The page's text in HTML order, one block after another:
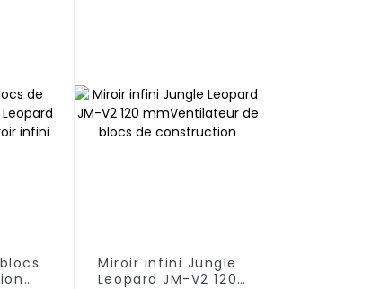
Miroir infini Jungle
Leopard JM-V2 120